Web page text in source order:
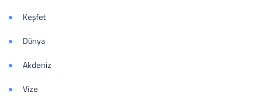
Keşfet
Dünya
Akdeniz
Vize